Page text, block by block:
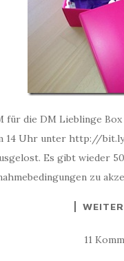
für die DM Lieblinge
14 Uhr unter http://
Es gibt wieder
zu
11